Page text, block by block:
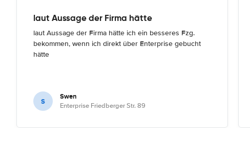
laut Aussage der Firma hätte
laut Aussage der Firma hätte ich ein besseres Fzg.
bekommen, wenn ich direkt über Enterprise gebucht
hätte
S Swen
Enterprise Friedberger Str. 89